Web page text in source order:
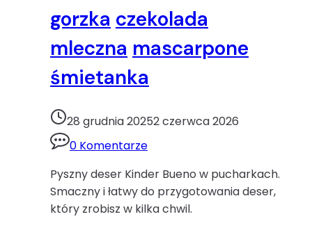
gorzka czekolada
mleczna mascarpone
śmietanka
28 grudnia 20252 czerwca 2026
0 Komentarze
Pyszny deser Kinder Bueno w pucharkach.
Smaczny i łatwy do przygotowania deser,
który zrobisz w kilka chwil.